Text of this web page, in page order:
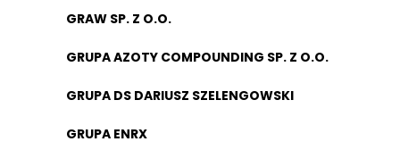
GRAW SP. Z O.O.
GRUPA AZOTY COMPOUNDING SP. Z O.O.
GRUPA DS DARIUSZ SZELENGOWSKI
GRUPA ENRX